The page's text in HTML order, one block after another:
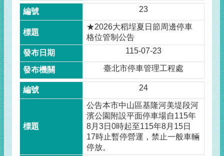
23
★2026大稻埕夏日節周邊停車
格位管制公告
115-07-23
臺北市停車管理工程處
24
公告本市中山區基隆河美堤段河
濱公園附設平面停車場自115年
8月3日0時起至115年8月15日
17時止暫停營運，禁止一般車輛
停放。